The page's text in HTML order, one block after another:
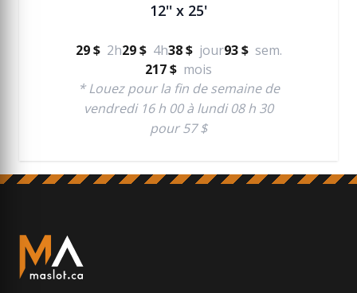
12'' x 25'
29 $ 2h29 $ 4h38 $ jour93 $ sem.
217 $ mois
* Louez pour la fin de semaine de
vendredi 16 h 00 à lundi 08 h 30
pour 57 $